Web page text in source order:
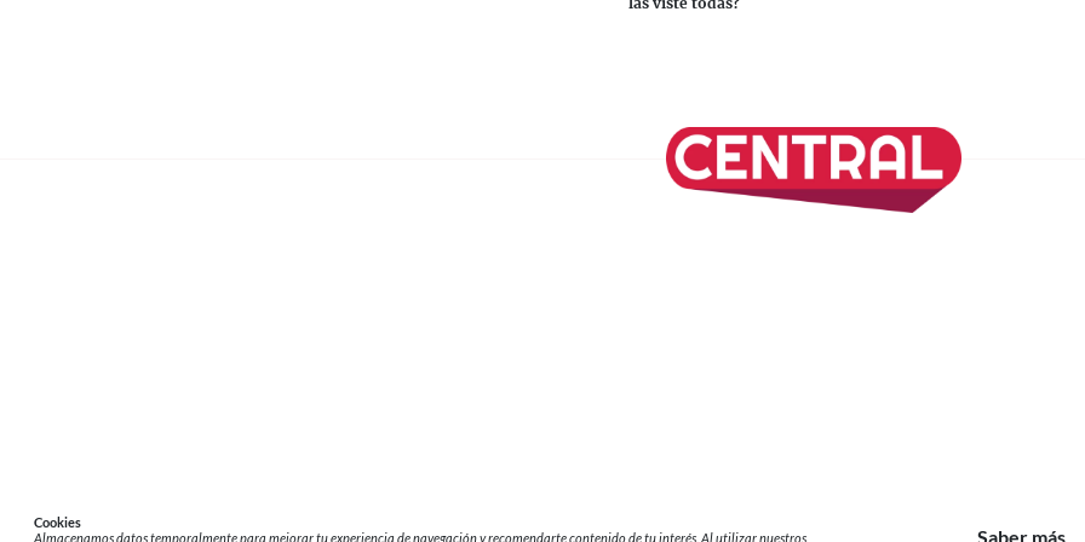
Cookies
Almacenamos datos temporalmente para mejorar tu experiencia de navegación y recomendarte contenido de tu interés. Al utilizar nuestros
Saber más